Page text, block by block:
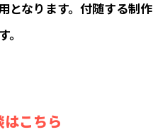
となります。付随する制作
こちら